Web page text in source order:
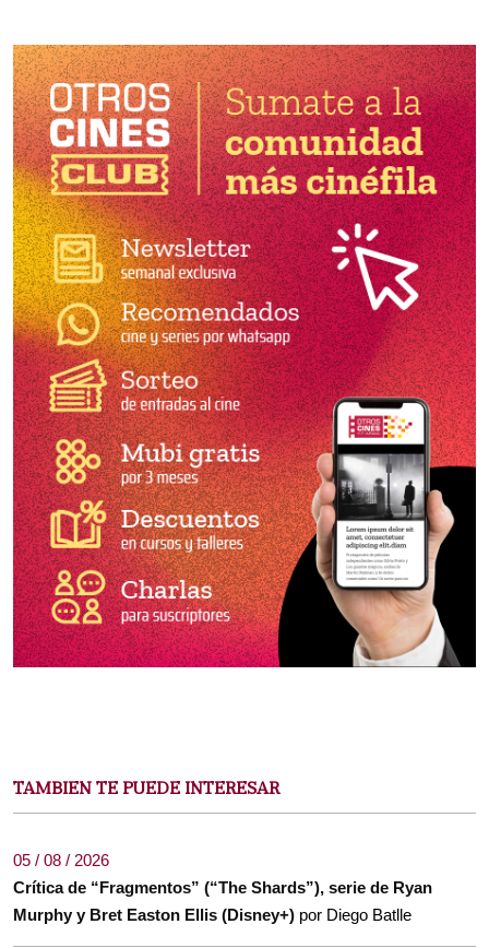
TAMBIEN TE PUEDE INTERESAR
05 / 08 / 2026
Crítica de “Fragmentos” (“The Shards”), serie de Ryan
Murphy y Bret Easton Ellis (Disney+) por Diego Batlle